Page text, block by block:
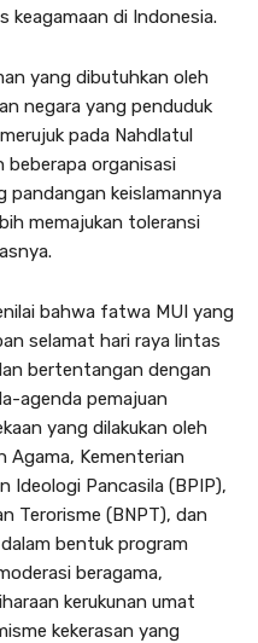
keagamaan di Indonesia.
yang dibutuhkan oleh
negara yang penduduk
pada Nahdlatul
beberapa organisasi
pandangan keislamannya
memajukan toleransi
bahwa fatwa MUI yang
selamat hari raya lintas
bertentangan dengan
agenda pemajuan
yang dilakukan oleh
Agama, Kementerian
Ideologi Pancasila (BPIP),
Terorisme (BNPT), dan
bentuk program
beragama,
kerukunan umat
kekerasan yang